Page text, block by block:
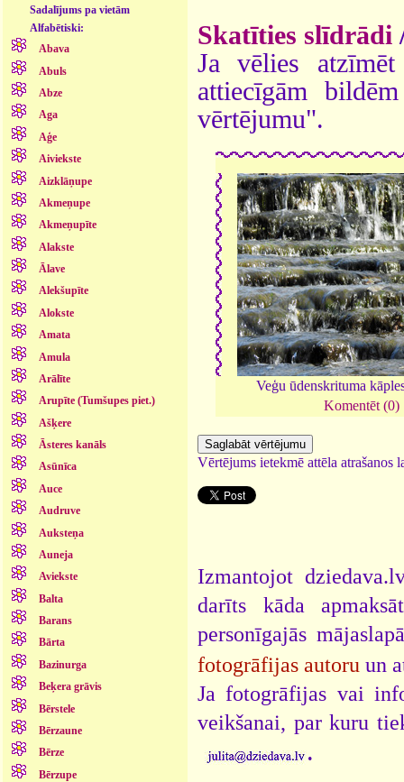
Sadalījums pa vietām
Alfabētiski:
Abava
Abuls
Abze
Aga
Aģe
Aiviekste
Aizklāņupe
Akmeņupe
Akmeņupīte
Alakste
Ālave
Alekšupīte
Alokste
Amata
Amula
Arālīte
Arupīte (Tumšupes piet.)
Ašķere
Āsteres kanāls
Asūnīca
Auce
Audruve
Auksteņa
Auneja
Aviekste
Balta
Barans
Bārta
Bazinurga
Beķera grāvis
Bērstele
Bērzaune
Bērze
Bērzupe
Skatīties slīdrādi
Ja vēlies
attiecīgām
vērtējumu".
Veģu ūdenskrituma
Komentēt (0)
Vērtējums ietekmē attēla atrašanos
Izmantojot
darīts kāda
personīgajās
fotogrāfijas autoru un
Ja fotogrāfijas vai
veikšanai, par kuru
.